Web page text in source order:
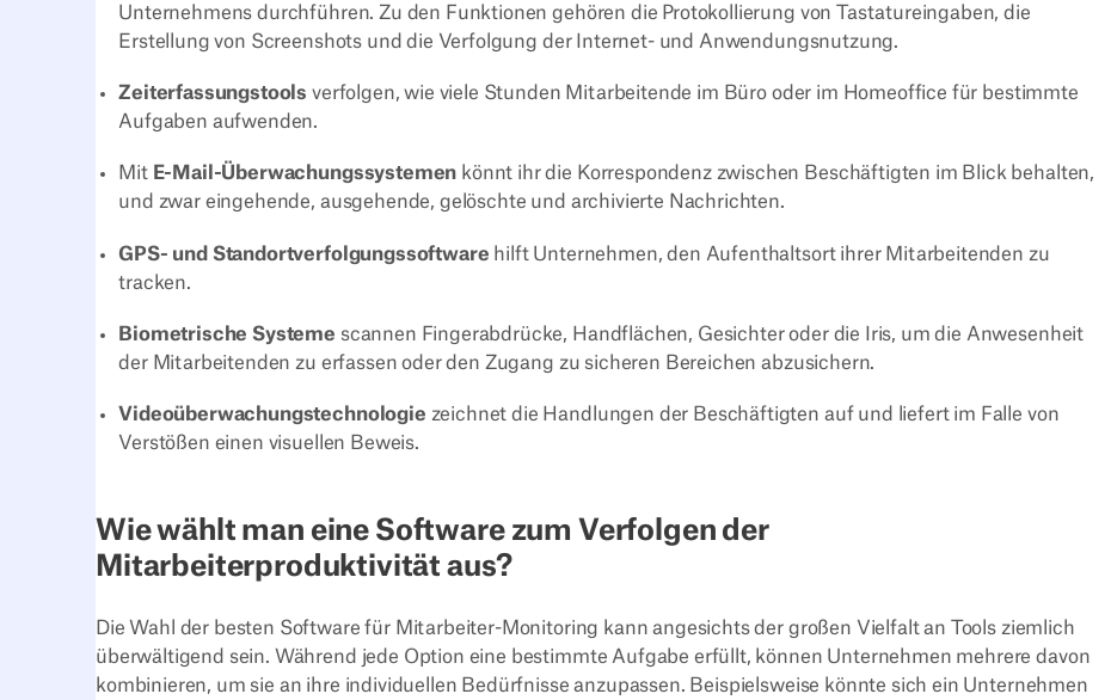
Unternehmens durchführen. Zu den Funktionen gehören die Protokollierung von Tastatureingaben, die
Erstellung von Screenshots und die Verfolgung der Internet- und Anwendungsnutzung.
Zeiterfassungstools verfolgen, wie viele Stunden Mitarbeitende im Büro oder im Homeoffice für bestimmte
Aufgaben aufwenden.
Mit E-Mail-Überwachungssystemen könnt ihr die Korrespondenz zwischen Beschäftigten im Blick behalten,
und zwar eingehende, ausgehende, gelöschte und archivierte Nachrichten.
GPS- und Standortverfolgungssoftware hilft Unternehmen, den Aufenthaltsort ihrer Mitarbeitenden zu
tracken.
Biometrische Systeme scannen Fingerabdrücke, Handflächen, Gesichter oder die Iris, um die Anwesenheit
der Mitarbeitenden zu erfassen oder den Zugang zu sicheren Bereichen abzusichern.
Videoüberwachungstechnologie zeichnet die Handlungen der Beschäftigten auf und liefert im Falle von
Verstößen einen visuellen Beweis.
Wie wählt man eine Software zum Verfolgen der
Mitarbeiterproduktivität aus?
Die Wahl der besten Software für Mitarbeiter-Monitoring kann angesichts der großen Vielfalt an Tools ziemlich
überwältigend sein. Während jede Option eine bestimmte Aufgabe erfüllt, können Unternehmen mehrere davon
kombinieren, um sie an ihre individuellen Bedürfnisse anzupassen. Beispielsweise könnte sich ein Unternehmen